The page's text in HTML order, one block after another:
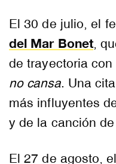
El 30 de julio, el
del Mar Bonet,
de trayectoria
no cansa. Una
más influyentes
y de la canción
El 27 de agosto,